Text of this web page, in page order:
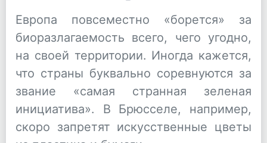
Европа повсеместно «борется» за
биоразлагаемость всего, чего угодно,
на своей территории. Иногда кажется,
что страны буквально соревнуются за
звание «самая странная зеленая
инициатива». В Брюсселе, например,
скоро запретят искусственные цветы